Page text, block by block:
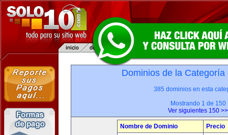
Dominios de la
385 dominios en esta
Mostrando 1 de 150
Ver siguientes 150 >>
Nombre de Dominio
Precio